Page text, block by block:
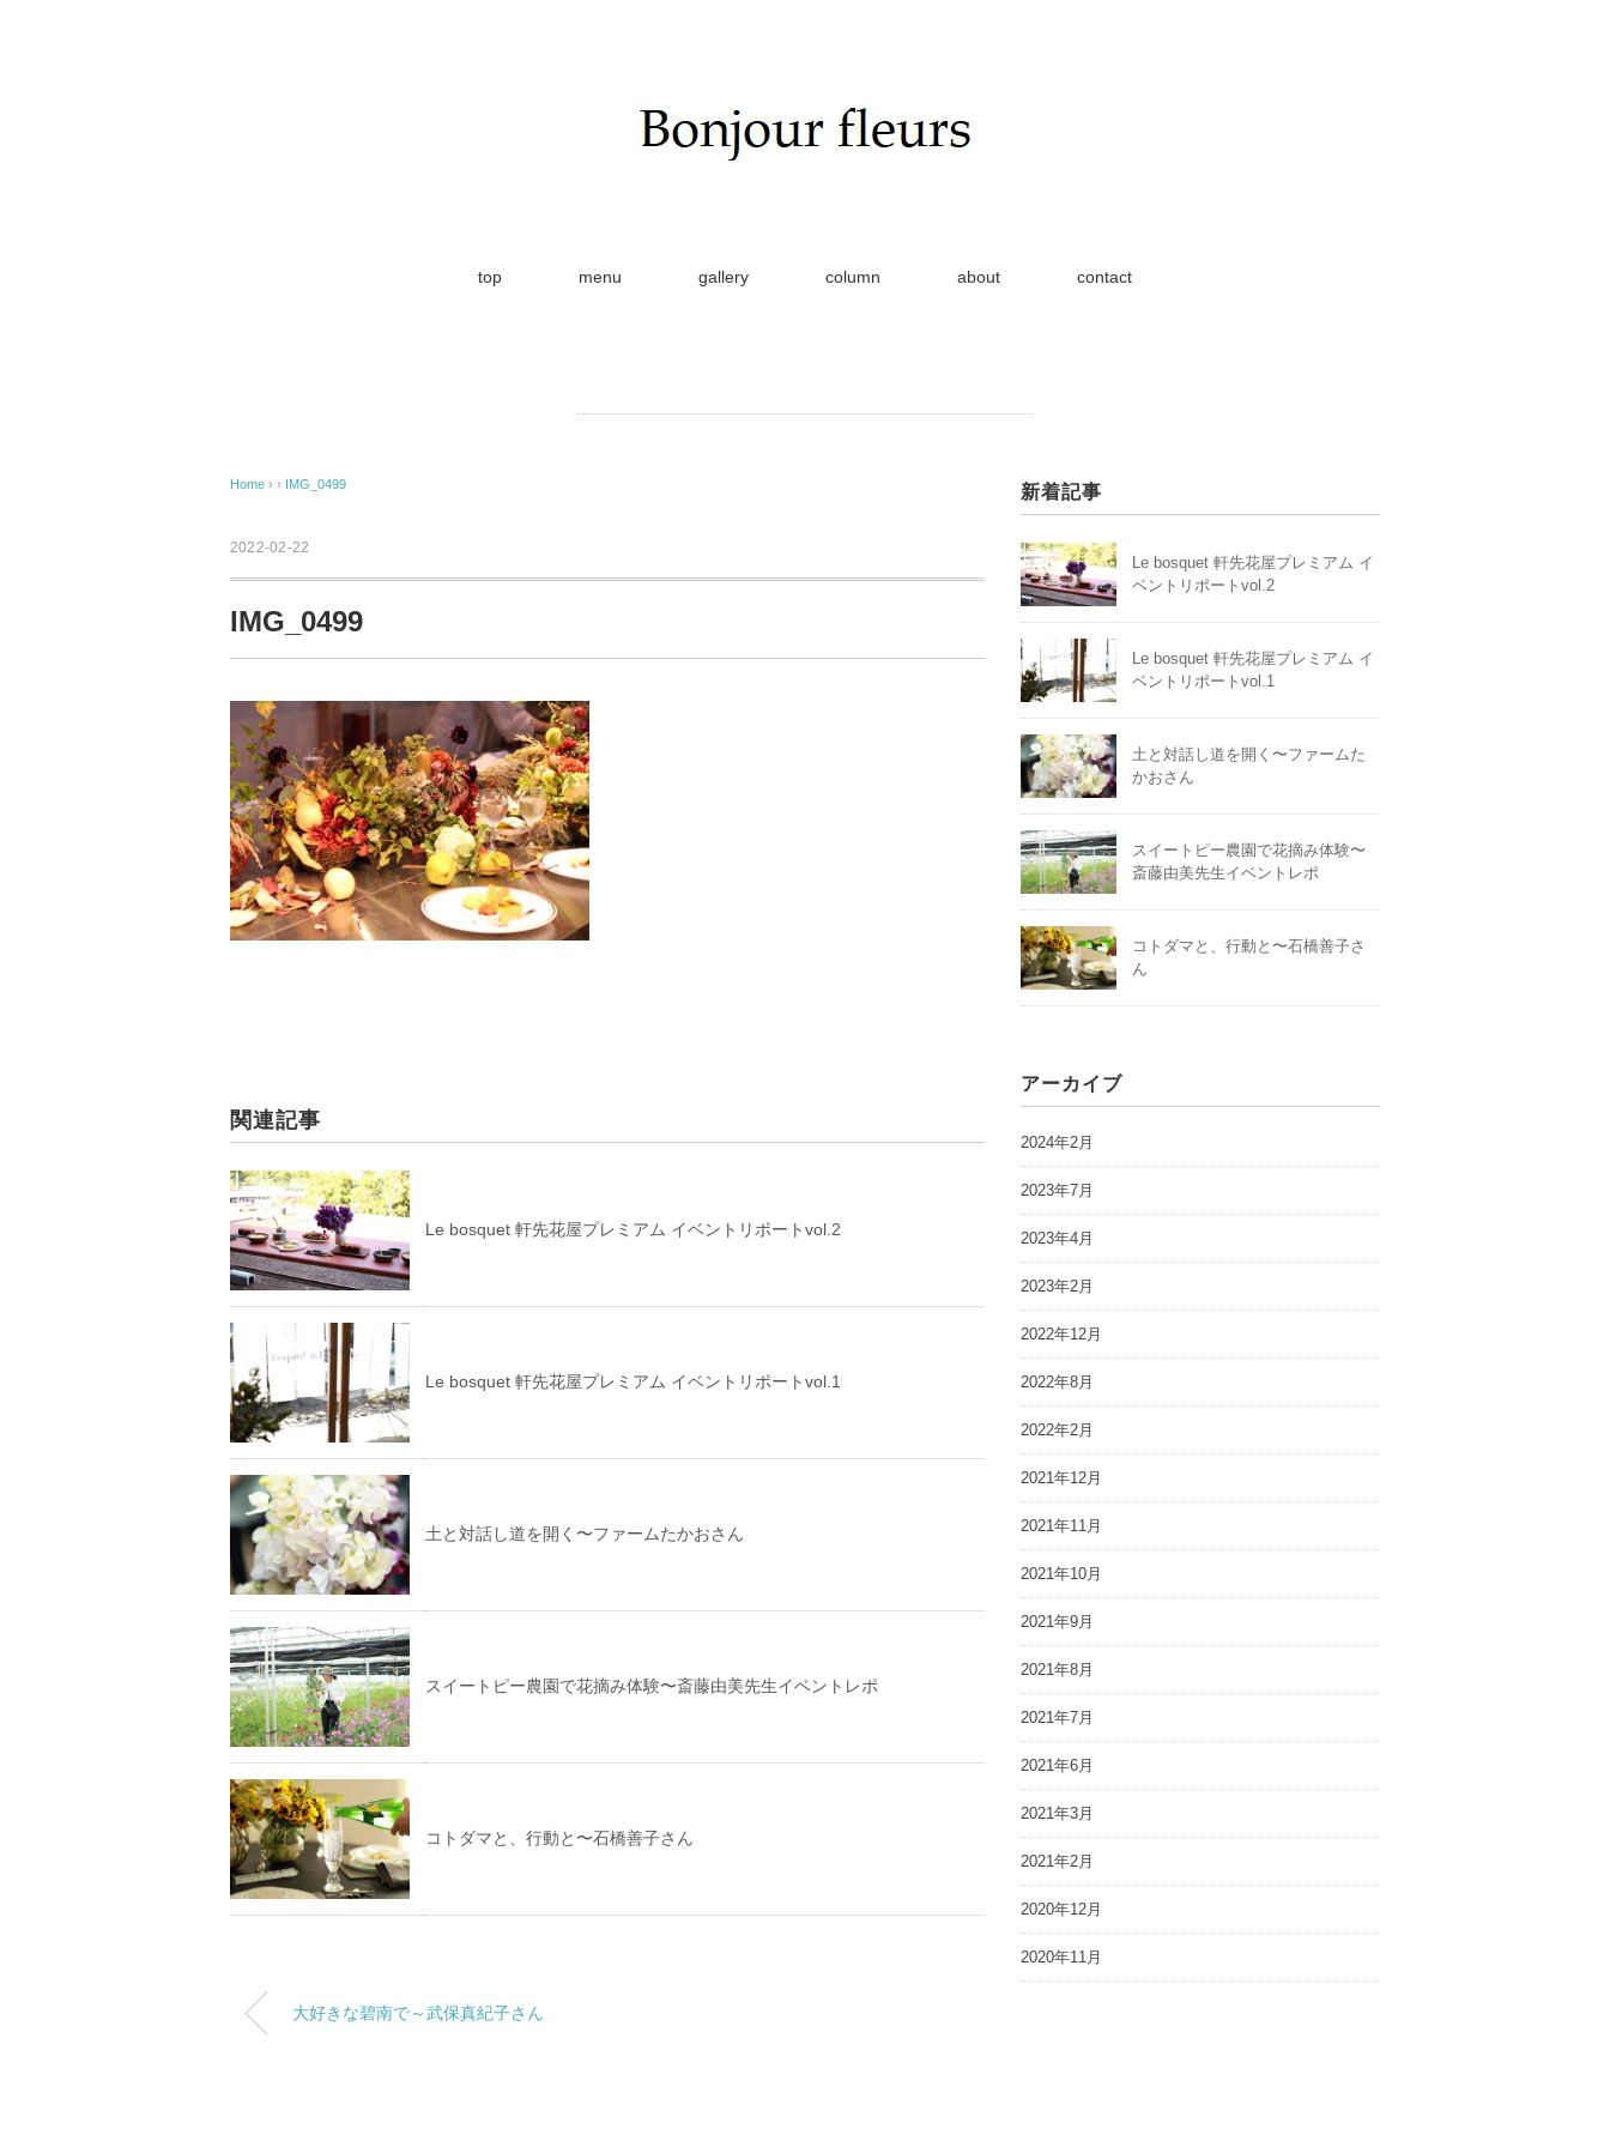
top menu gallery column about contact
Home › › IMG_0499
2022-02-22
IMG_0499
関連記事
Le bosquet 軒先花屋プレミアム イベントリポートvol.2
Le bosquet 軒先花屋プレミアム イベントリポートvol.1
土と対話し道を開く〜ファームたかおさん
スイートピー農園で花摘み体験〜斎藤由美先生イベントレポ
コトダマと、行動と〜石橋善子さん
大好きな碧南で～武保真紀子さん
新着記事
Le bosquet 軒先花屋プレミアム イ
ベントリポートvol.2
Le bosquet 軒先花屋プレミアム イ
ベントリポートvol.1
土と対話し道を開く〜ファームた
かおさん
スイートピー農園で花摘み体験〜
斎藤由美先生イベントレポ
コトダマと、行動と〜石橋善子さ
ん
アーカイブ
2024年2月
2023年7月
2023年4月
2023年2月
2022年12月
2022年8月
2022年2月
2021年12月
2021年11月
2021年10月
2021年9月
2021年8月
2021年7月
2021年6月
2021年3月
2021年2月
2020年12月
2020年11月